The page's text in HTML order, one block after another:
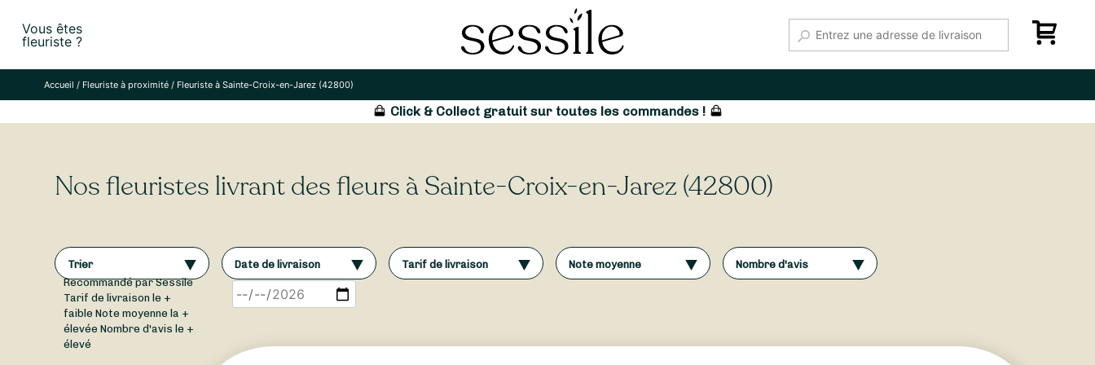
content
Vous êtes
fleuriste ?
Accueil / Fleuriste à proximité/ Fleuriste à Sainte-Croix-en-Jarez (42800)
Click & Collect gratuit sur toutes les commandes !
Nos fleuristes livrant des fleurs à Sainte-Croix-en-Jarez (42800)
Trier
Recommandé par Sessile
Tarif de livraison le +
faible Note moyenne la +
élevée Nombre d'avis le +
élevé
Date de livraison Tarif de livraison Note moyenne Nombre d'avis